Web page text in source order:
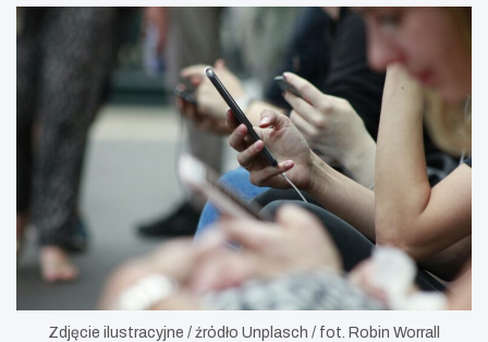
Zdjęcie ilustracyjne / źródło Unplasch / fot. Robin Worrall